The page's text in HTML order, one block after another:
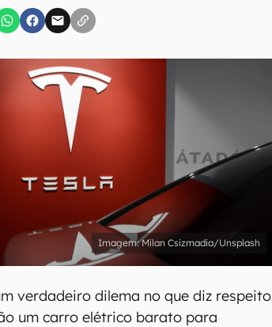
que li, aceito e concordo com os
Milan Csizmadia/Unsplash
verdadeiro dilema no que diz respeito
um carro elétrico barato para